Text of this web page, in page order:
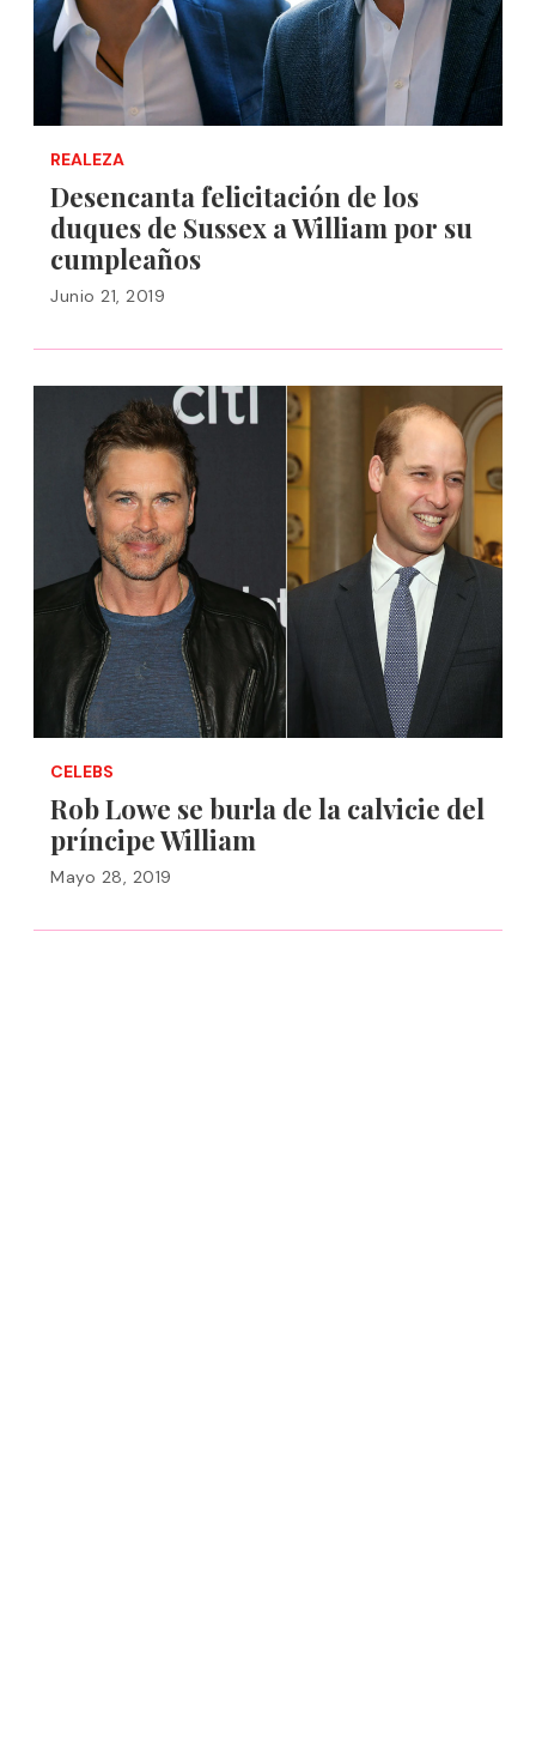
REALEZA
Desencanta felicitación de los
duques de Sussex a William por su
cumpleaños
Junio 21, 2019
CELEBS
Rob Lowe se burla de la calvicie del
príncipe William
Mayo 28, 2019